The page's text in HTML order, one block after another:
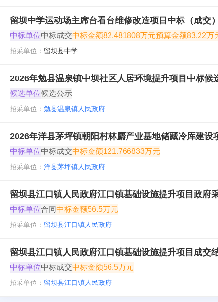
留坝中学运动场主席台看台维修改造项目中标（成交
中标单位中标成交中标金额82.481808万元预算金额83.22万
招采单位： 留坝县中学
2026年勉县温泉镇中坝社区人居环境提升项目中标候
候选单位候选公示
招采单位： 勉县温泉镇人民政府
2026年洋县茅坪镇朝阳村林麝产业基地储藏冷库建设
中标单位中标成交中标金额121.766833万元
招采单位： 洋县茅坪镇人民政府
留坝县江口镇人民政府江口镇基础设施提升项目政府
中标单位合同 中标金额56.5万元
招采单位： 留坝县江口镇人民政府
留坝县江口镇人民政府江口镇基础设施提升项目成交
中标单位中标成交中标金额56.5万元
招采单位： 留坝县江口镇人民政府